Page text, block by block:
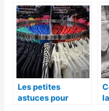
Les petites
astuces pour